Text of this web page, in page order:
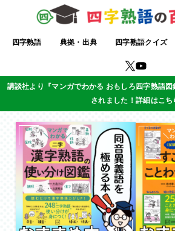
四字熟語 典拠・出典 四字熟語クイズ
講談社より『マンガでわかる おもしろ四字熟語
されました！詳細はこち